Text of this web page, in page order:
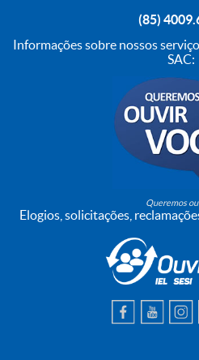
(85)
Informações sobre nossos
SAC:
Queremos
Elogios, solicitações,